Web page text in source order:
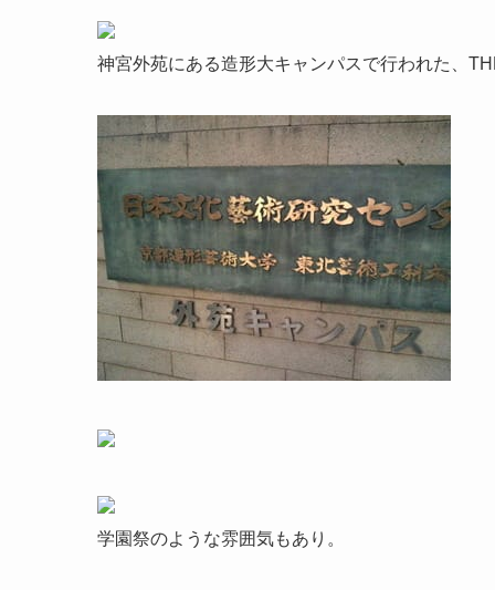
神宮外苑にある造形大キャンパスで行われた、
学園祭のような雰囲気もあり。